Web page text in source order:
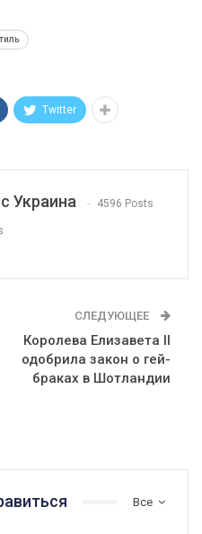
Twitter
Украина 4596 Posts
СЛЕДУЮЩЕЕ
Королева Елизавета II
одобрила закон о гей-
браках в Шотландии
Все